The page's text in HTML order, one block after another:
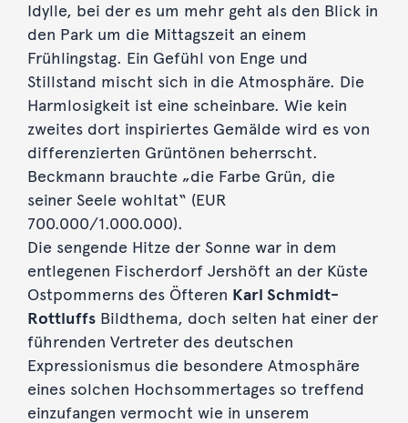
Idylle, bei der es um mehr geht als den Blick in
den Park um die Mittagszeit an einem
Frühlingstag. Ein Gefühl von Enge und
Stillstand mischt sich in die Atmosphäre. Die
Harmlosigkeit ist eine scheinbare. Wie kein
zweites dort inspiriertes Gemälde wird es von
differenzierten Grüntönen beherrscht.
Beckmann brauchte „die Farbe Grün, die
seiner Seele wohltat“ (EUR
700.000/1.000.000).
Die sengende Hitze der Sonne war in dem
entlegenen Fischerdorf Jershöft an der Küste
Ostpommerns des Öfteren Karl Schmidt-
RottluffsBildthema, doch selten hat einer der
führenden Vertreter des deutschen
Expressionismus die besondere Atmosphäre
eines solchen Hochsommertages so treffend
einzufangen vermocht wie in unserem